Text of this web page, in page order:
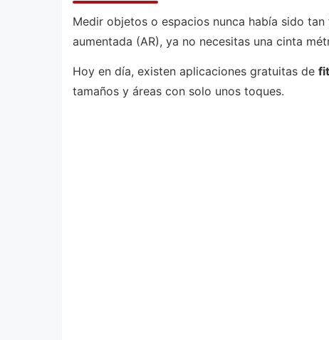
Medir objetos o espacios nunca había sido
aumentada (AR), ya no necesitas una cinta
Hoy en día, existen aplicaciones gratuitas de
tamaños y áreas con solo unos toques.